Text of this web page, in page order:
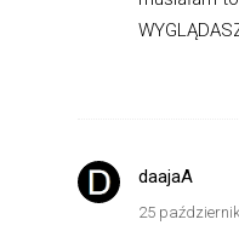
daajaA
25